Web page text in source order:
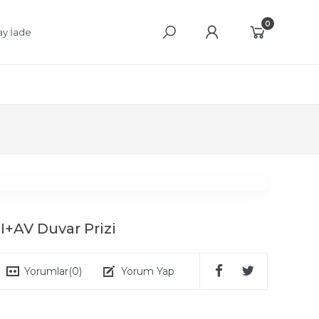
İade
0
Duvar Prizi
Yorumlar(0) Yorum Yap